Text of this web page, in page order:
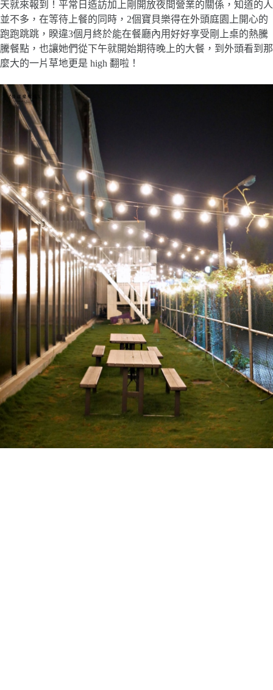
天就來報到！平常日造訪加上剛開放夜間營業的關係，知道的人
並不多，在等待上餐的同時，2個寶貝樂得在外頭庭園上開心的
跑跑跳跳，睽違3個月終於能在餐廳內用好好享受剛上桌的熱騰
騰餐點，也讓她們從下午就開始期待晚上的大餐，到外頭看到那
麼大的一片草地更是 high 翻啦！